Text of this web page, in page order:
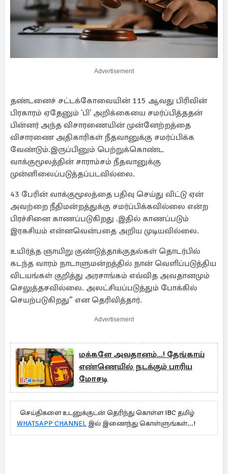
Advertisement
தண்டனைச் சட்டக்கோவையின் 115 ஆவது பிரிவின்
பிரகாரம் ஏதேனும் 'பி' அறிக்கையை சமர்ப்பித்ததன்
பின்னர் அந்த விசாரணையின் முன்னேற்றத்தை
விசாரணை அதிகாரிகள் நீதவானுக்கு சமர்ப்பிக்க
வேண்டும்.இருப்பினும் பெற்றுக்கொண்ட
வாக்குமூலத்தின் சாராம்சம் நீதவானுக்கு
முன்னிலைப்படுத்தப்படவில்லை.
43 பேரின் வாக்குமூலத்தை பதிவு செய்து விட்டு ஏன்
அவற்றை நீதிமன்றத்துக்கு சமர்ப்பிக்கவில்லை என்ற
பிரச்சினை காணப்படுகிறது .இதில் காணப்படும்
இரகசியம் என்னவென்பதை அறிய முடியவில்லை.
உயிர்த்த ஞாயிறு குண்டுத்தாக்குதல்கள் தொடர்பில்
கடந்த வாரம் நாடாளுமன்றத்தில் நான் வெளிப்படுத்திய
விடயங்கள் குறித்து அரசாங்கம் எவ்வித அவதானமும்
செலுத்தசவில்லை. அலட்சியப்படுத்தும் போக்கில்
செயற்படுகிறது” என தெரிவித்தார்.
Advertisement
மக்களே அவதானம்...! தேங்காய்
எண்ணெயில் நடக்கும் பாரிய
மோசடி
செய்திகளை உடனுக்குடன் தெரிந்து கொள்ள IBC தமிழ்
WHATSAPP CHANNEL இல் இணைந்து கொள்ளுங்கள்...!